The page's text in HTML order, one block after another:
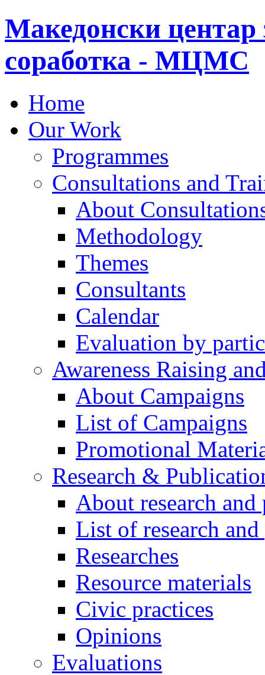
Македонски центар
соработка - МЦМС
Home
Our Work
Programmes
Consultations and
About
Methodology
Themes
Consultants
Calendar
Evaluation by
Awareness Raising
About Campaigns
List of Campaigns
Promotional
Research &
About research
List of research
Researches
Resource materials
Civic practices
Opinions
Evaluations